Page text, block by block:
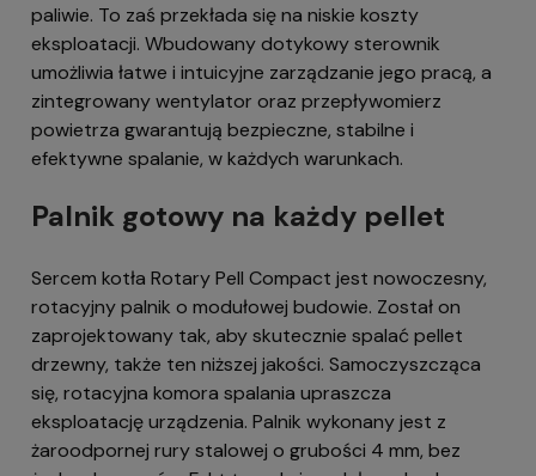
paliwie. To zaś przekłada się na niskie koszty
eksploatacji. Wbudowany dotykowy sterownik
umożliwia łatwe i intuicyjne zarządzanie jego pracą, a
zintegrowany wentylator oraz przepływomierz
powietrza gwarantują bezpieczne, stabilne i
efektywne spalanie, w każdych warunkach.
Palnik gotowy na każdy pellet
Sercem kotła Rotary Pell Compact jest nowoczesny,
rotacyjny palnik o modułowej budowie. Został on
zaprojektowany tak, aby skutecznie spalać pellet
drzewny, także ten niższej jakości. Samoczyszcząca
się, rotacyjna komora spalania upraszcza
eksploatację urządzenia. Palnik wykonany jest z
żaroodpornej rury stalowej o grubości 4 mm, bez